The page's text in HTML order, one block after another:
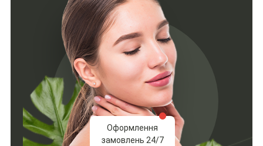
Оформлення
замовлень 24/7